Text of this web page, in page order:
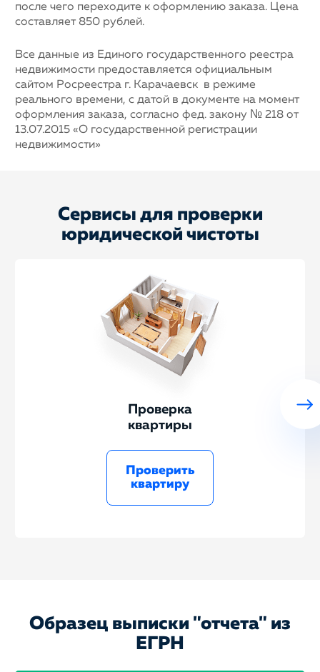
после чего переходите к оформлению заказа. Цена
составляет 850 рублей.
Все данные из Единого государственного реестра
недвижимости предоставляется официальным
сайтом Росреестра г. Карачаевск в режиме
реального времени, с датой в документе на момент
оформления заказа, согласно фед. закону № 218 от
13.07.2015 «О государственной регистрации
недвижимости»
Сервисы для проверки
юридической чистоты
Проверка
квартиры
Проверить
квартиру
Образец выписки "отчета" из
ЕГРН